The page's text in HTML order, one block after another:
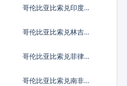
哥伦比亚比索兑印度卢
哥伦比亚比索兑林吉特
哥伦比亚比索兑菲律宾
哥伦比亚比索兑南非兰